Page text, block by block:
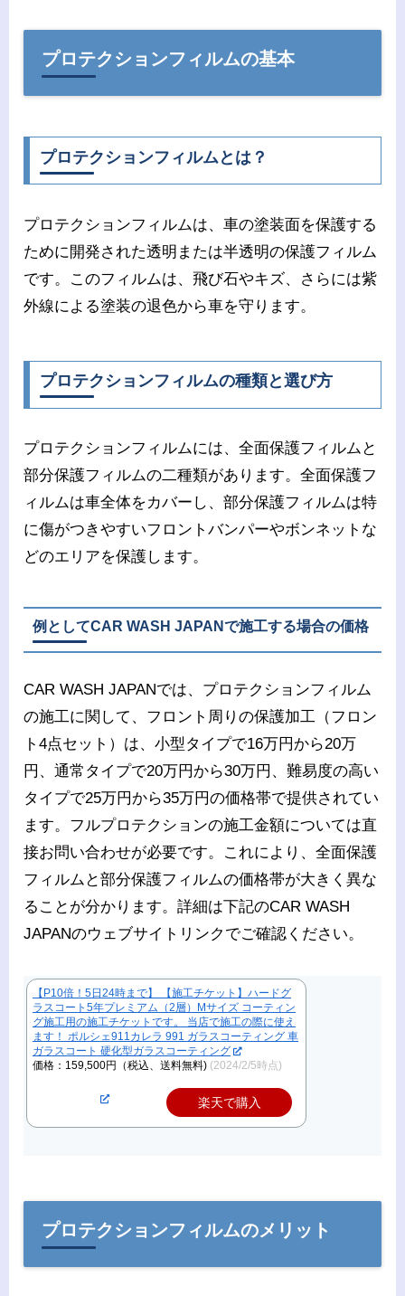
プロテクションフィルムの基本
プロテクションフィルムとは？
プロテクションフィルムは、車の塗装面を保護する
ために開発された透明または半透明の保護フィルム
です。このフィルムは、飛び石やキズ、さらには紫
外線による塗装の退色から車を守ります。
プロテクションフィルムの種類と選び方
プロテクションフィルムには、全面保護フィルムと
部分保護フィルムの二種類があります。全面保護フ
ィルムは車全体をカバーし、部分保護フィルムは特
に傷がつきやすいフロントバンパーやボンネットな
どのエリアを保護します。
例としてCAR WASH JAPANで施工する場合の価格
CAR WASH JAPANでは、プロテクションフィルム
の施工に関して、フロント周りの保護加工（フロン
ト4点セット）は、小型タイプで16万円から20万
円、通常タイプで20万円から30万円、難易度の高い
タイプで25万円から35万円の価格帯で提供されてい
ます。フルプロテクションの施工金額については直
接お問い合わせが必要です。これにより、全面保護
フィルムと部分保護フィルムの価格帯が大きく異な
ることが分かります​​。詳細は下記のCAR WASH
JAPANのウェブサイトリンクでご確認ください。
【P10倍！5日24時まで】 【施工チケット】ハードグ
ラスコート5年プレミアム（2層）Mサイズ コーティン
グ施工用の施工チケットです。 当店で施工の際に使え
ます！ ポルシェ911カレラ 991 ガラスコーティング 車
ガラスコート 硬化型ガラスコーティング
価格：159,500円（税込、送料無料) (2024/2/5時点)
楽天で購入
プロテクションフィルムのメリット